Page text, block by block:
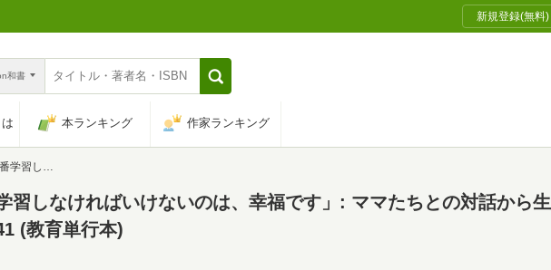
新規登録(無料)
和書
本ランキング 作家ランキング
の知恵ツイート41 (教育単行本)
習しなければいけないのは、幸福です」: ママたちとの対話から生
(教育単行本)